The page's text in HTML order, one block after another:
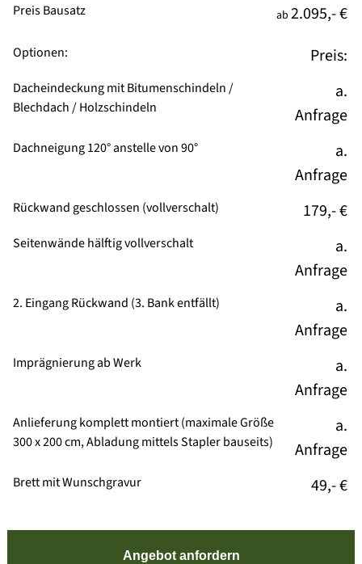
Preis Bausatz
ab 2.095,- €
Optionen: Preis:
Dacheindeckung mit Bitumenschindeln /
Blechdach / Holzschindeln
a.
Anfrage
Dachneigung 120° anstelle von 90°
a.
Anfrage
Rückwand geschlossen (vollverschalt) 179,- €
Seitenwände hälftig vollverschalt
a.
Anfrage
2. Eingang Rückwand (3. Bank entfällt)
a.
Anfrage
Imprägnierung ab Werk
a.
Anfrage
Anlieferung komplett montiert (maximale Größe
300 x 200 cm, Abladung mittels Stapler bauseits)
a.
Anfrage
Brett mit Wunschgravur 49,- €
Angebot anfordern